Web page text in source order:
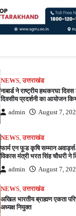
NEWS ,उत्तराखंड
नाबार्ड ने राष्ट्रीय हथकरघा
दिवसीय प्रदर्शनी का आयोजन
admin August 7,
NEWS,उत्तराखंड
फार्म एन फूड कृषि सम्मान
विकास मंत्री भरत सिंह चौधरी ने
admin August 7,
NEWS,उत्तराखंड
अखिल भारतीय ब्राह्मण एकता
अध्यक्ष नियुक्त